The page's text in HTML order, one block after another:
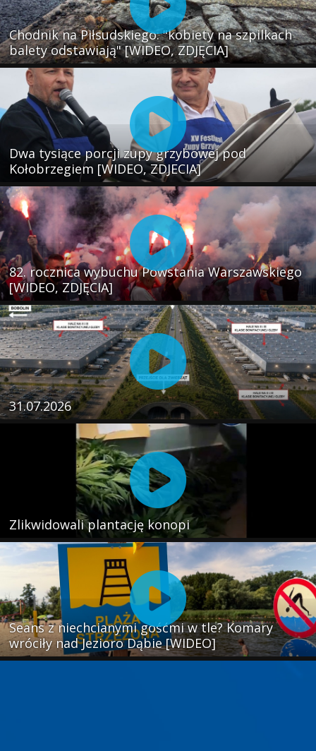
Chodnik na Piłsudskiego: "kobiety na szpilkach
balety odstawiają" [WIDEO, ZDJĘCIA]
Dwa tysiące porcji zupy grzybowej pod
Kołobrzegiem [WIDEO, ZDJECIA]
82. rocznica wybuchu Powstania Warszawskiego
[WIDEO, ZDJĘCIA]
31.07.2026
Zlikwidowali plantację konopi
Seans z niechcianymi gośćmi w tle? Komary
wróciły nad Jezioro Dąbie [WIDEO]